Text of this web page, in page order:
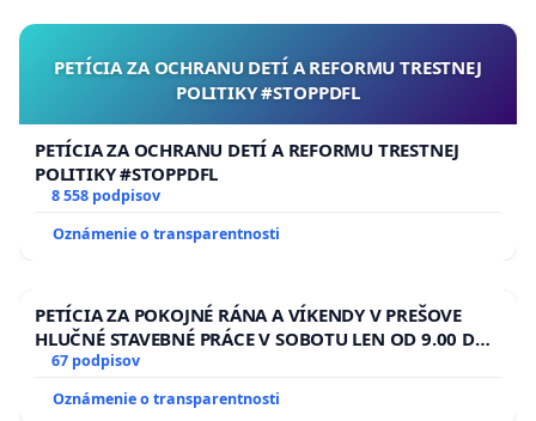
PETÍCIA ZA OCHRANU DETÍ A REFORMU TRESTNEJ
POLITIKY #STOPPDFL
PETÍCIA ZA OCHRANU DETÍ A REFORMU TRESTNEJ
POLITIKY #STOPPDFL
8 558 podpisov
Oznámenie o transparentnosti
PETÍCIA ZA POKOJNÉ RÁNA A VÍKENDY V PREŠOVE
HLUČNÉ STAVEBNÉ PRÁCE V SOBOTU LEN OD 9.00 DO
13.00 HOD., CEZ PRACOVNÝ TÝŽDEŇ CIEĽ 8.00 – 18.00
HOD. A PRAVIDELNÁ KONTROLA STAVBY C-AREA NA
ĎUMBIERSKEJ/MAGU
67 podpisov
Oznámenie o transparentnosti